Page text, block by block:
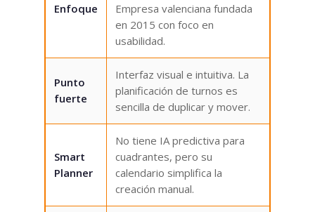
Enfoque
Empresa valenciana fundada
en 2015 con foco en
usabilidad.
Punto
fuerte
Interfaz visual e intuitiva. La
planificación de turnos es
sencilla de duplicar y mover.
Smart
Planner
No tiene IA predictiva para
cuadrantes, pero su
calendario simplifica la
creación manual.